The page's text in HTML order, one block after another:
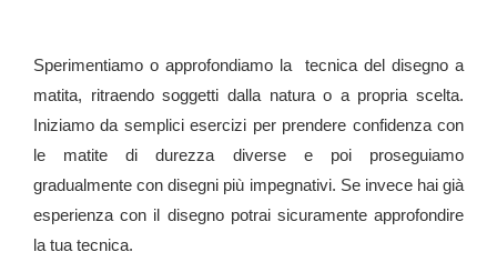
Sperimentiamo o approfondiamo la tecnica del disegno a
matita, ritraendo soggetti dalla natura o a propria scelta.
Iniziamo da semplici esercizi per prendere confidenza con
le matite di durezza diverse e poi proseguiamo
gradualmente con disegni più impegnativi. Se invece hai già
esperienza con il disegno potrai sicuramente approfondire
la tua tecnica.